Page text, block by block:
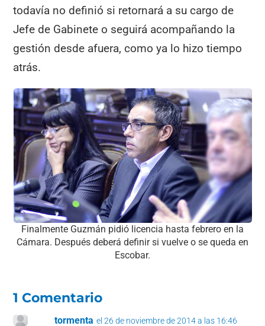
todavía no definió si retornará a su cargo de
Jefe de Gabinete o seguirá acompañando la
gestión desde afuera, como ya lo hizo tiempo
atrás.
Finalmente Guzmán pidió licencia hasta febrero en la
Cámara. Después deberá definir si vuelve o se queda en
Escobar.
1 Comentario
tormenta el 26 de noviembre de 2014 a las 16:46